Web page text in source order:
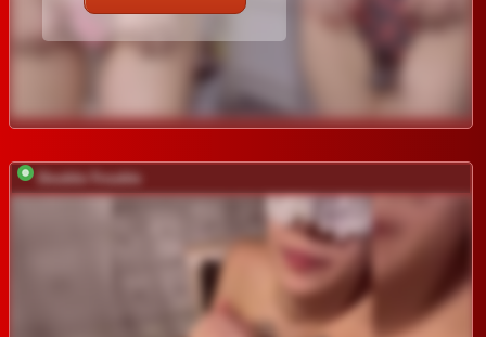
Double-Trouble